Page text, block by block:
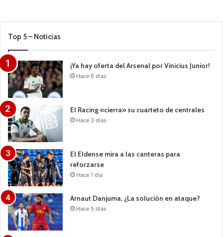
Top 5 – Noticias
¡Ya hay oferta del Arsenal por Vinicius Junior!
Hace 6 días
El Racing «cierra» su cuarteto de centrales
Hace 3 días
El Eldense mira a las canteras para
reforzarse
Hace 1 día
Arnaut Danjuma, ¿La solución en ataque?
Hace 5 días